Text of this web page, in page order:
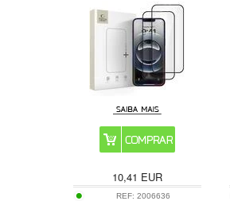
10,41 EUR
REF: 2006636